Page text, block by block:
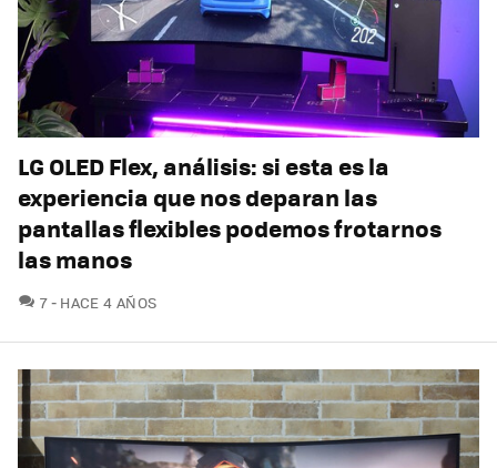
LG OLED Flex, análisis: si esta es la
experiencia que nos deparan las
pantallas flexibles podemos frotarnos
las manos
7COMENTARIOS
HACE 4 AÑOS